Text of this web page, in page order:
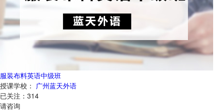
服装布料英语中级班
授课学校： 广州蓝天外语
已关注： 314
请咨询